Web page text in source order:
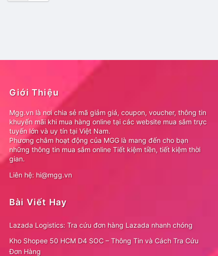
Giới Thiệu
Mgg.vn là nơi chia sẻ mã giảm giá, coupon, voucher, thông tin
khuyến mãi khi mua hàng online tại các website mua sắm trực
tuyến lớn và uy tín tại Việt Nam.
Phương châm hoạt động của MGG là mang đến cho bạn
những thông tin mua sắm online Tiết kiệm tiền, tiết kiệm thời
gian.
Liên hệ: hi@mgg.vn
Bài Viết Hay
Lazada Logistics: Tra cứu đơn hàng Lazada nhanh chóng
Kho Shopee 50 HCM D4 SOC – Thông Tin và Cách Tra Cứu
Đơn Hàng